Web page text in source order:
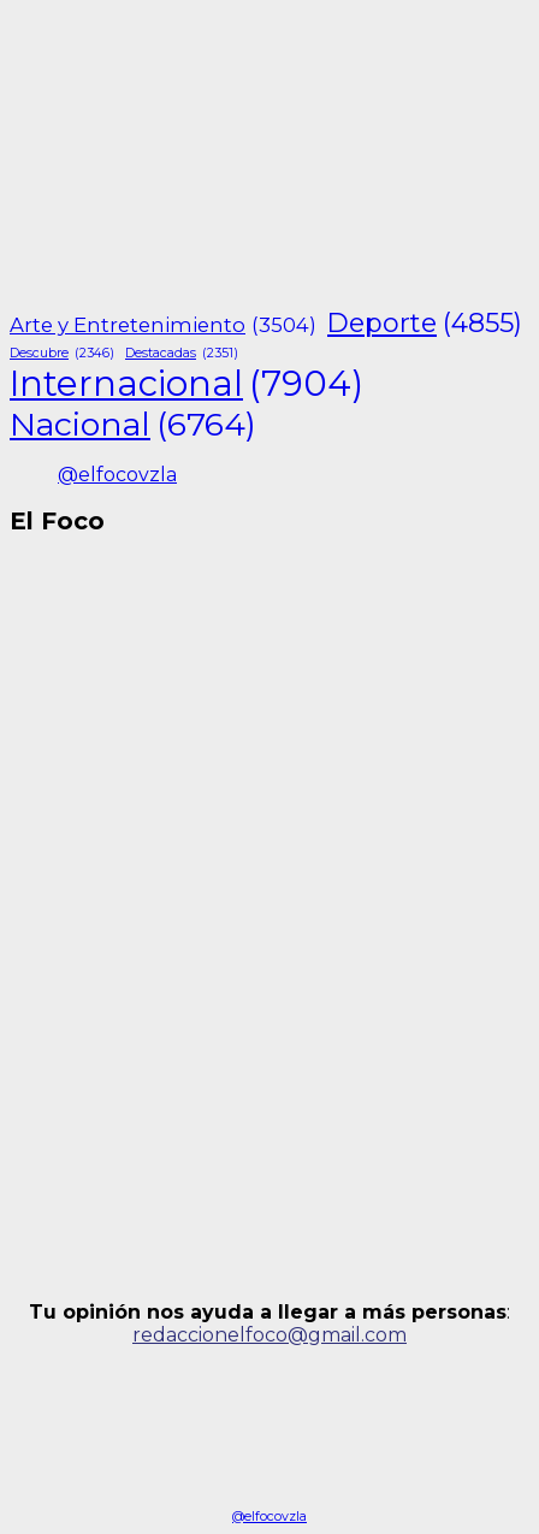
Arte y Entretenimiento (3504) Deporte (4855)
Descubre (2346) Destacadas (2351)
Internacional (7904)
Nacional (6764)
@elfocovzla
El Foco
Tu opinión nos ayuda a llegar a más personas:
redaccionelfoco@gmail.com
@elfocovzla